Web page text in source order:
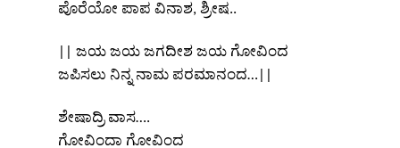
ಪೊರೆಯೋ ಪಾಪ ವಿನಾಶ, ಶ್ರೀಷ..
|| ಜಯ ಜಯ ಜಗದೀಶ ಜಯ ಗೋವಿಂದ
ಜಪಿಸಲು ನಿನ್ನ ನಾಮ ಪರಮಾನಂದ…||
ಶೇಷಾದ್ರಿ ವಾಸ….
ಗೋವಿಂದಾ ಗೋವಿಂದ